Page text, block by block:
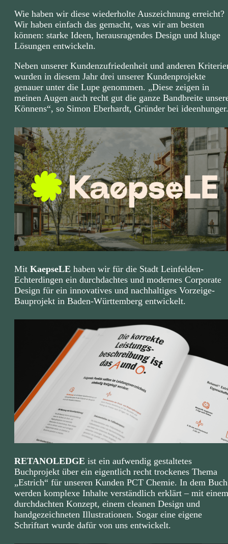
Wie haben wir diese wiederholte Auszeichnung erreicht?
Wir haben einfach das gemacht, was wir am besten
können: starke Ideen, herausragendes Design und kluge
Lösungen entwickeln.
Neben unserer Kundenzufriedenheit und anderen
wurden in diesem Jahr drei unserer Kundenprojekte
genauer unter die Lupe genommen. „Diese zeigen in
meinen Augen auch recht gut die ganze Bandbreite
Könnens“, so Simon Eberhardt, Gründer bei ideenhunger.
Mit KaepseLE haben wir für die Stadt Leinfelden-
Echterdingen ein durchdachtes und modernes Corporate
Design für ein innovatives und nachhaltiges Vorzeige-
Bauprojekt in Baden-Württemberg entwickelt.
RETANOLEDGE ist ein aufwendig gestaltetes
Buchprojekt über ein eigentlich recht trockenes Thema
„Estrich“ für unseren Kunden PCT Chemie. In dem Buch
werden komplexe Inhalte verständlich erklärt – mit einem
durchdachten Konzept, einem cleanen Design und
handgezeichneten Illustrationen. Sogar eine eigene
Schriftart wurde dafür von uns entwickelt.